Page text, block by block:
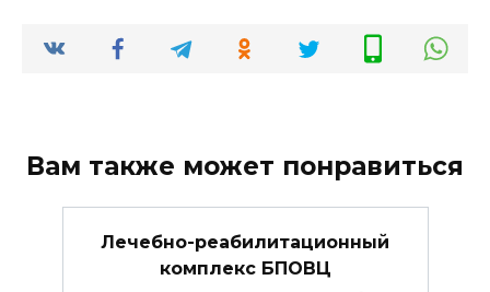
Вам также может понравиться
Лечебно-реабилитационный
комплекс БПОВЦ